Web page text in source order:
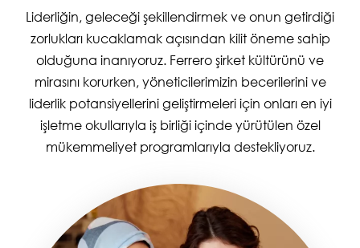
Liderliğin, geleceği şekillendirmek ve onun getirdiği
zorlukları kucaklamak açısından kilit öneme sahip
olduğuna inanıyoruz. Ferrero şirket kültürünü ve
mirasını korurken, yöneticilerimizin becerilerini ve
liderlik potansiyellerini geliştirmeleri için onları en iyi
işletme okullarıyla iş birliği içinde yürütülen özel
mükemmeliyet programlarıyla destekliyoruz.